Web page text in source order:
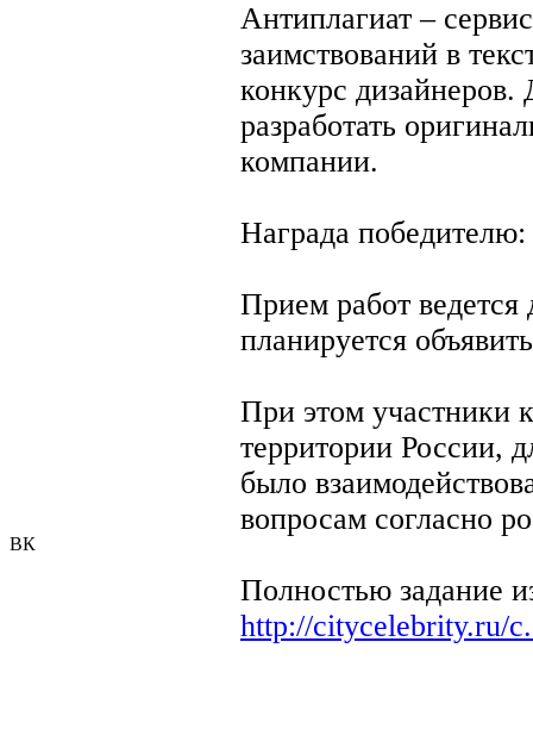
ВК
Антиплагиат –
заимствований в
конкурс дизайнеров.
разработать
компании.
Награда
Прием работ ведется
планируется
При этом участники
территории России,
было
вопросам согласно
Полностью задание
http://citycelebrity.ru/